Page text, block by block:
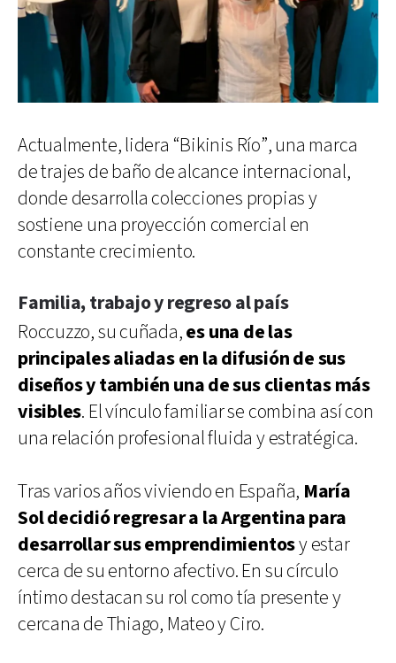
Actualmente, lidera “Bikinis Río”, una marca
de trajes de baño de alcance internacional,
donde desarrolla colecciones propias y
sostiene una proyección comercial en
constante crecimiento.
Familia, trabajo y regreso al país
Roccuzzo, su cuñada,es una de las
principales aliadas en la difusión de sus
diseños y también una de sus clientas más
visibles. El vínculo familiar se combina así con
una relación profesional fluida y estratégica.
Tras varios años viviendo en España, María
Sol decidió regresar a la Argentina para
desarrollar sus emprendimientosy estar
cerca de su entorno afectivo. En su círculo
íntimo destacan su rol como tía presente y
cercana de Thiago, Mateo y Ciro.